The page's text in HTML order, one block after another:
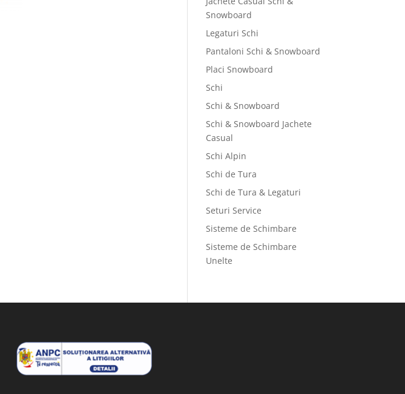
Snowboard
Legaturi Schi
Pantaloni Schi & Snowboard
Placi Snowboard
Schi
Schi & Snowboard
Schi & Snowboard Jachete
Casual
Schi Alpin
Schi de Tura
Schi de Tura & Legaturi
Seturi Service
Sisteme de Schimbare
Sisteme de Schimbare
Unelte